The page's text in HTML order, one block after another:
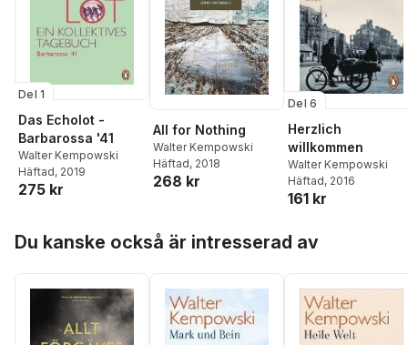
Del 1
Das Echolot -
Barbarossa '41
Walter Kempowski
Häftad, 2019
275 kr
All for Nothing
Walter Kempowski
Häftad, 2018
268 kr
Del 6
Herzlich
willkommen
Walter Kempowski
Häftad, 2016
161 kr
Du kanske också är intresserad av